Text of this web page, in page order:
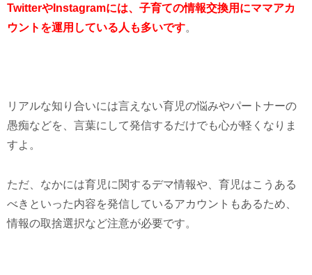
TwitterやInstagramには、子育ての情報交換用にママアカ
ウントを運用している人も多いです。
リアルな知り合いには言えない育児の悩みやパートナーの
愚痴などを、言葉にして発信するだけでも心が軽くなりま
すよ。
ただ、なかには育児に関するデマ情報や、育児はこうある
べきといった内容を発信しているアカウントもあるため、
情報の取捨選択など注意が必要です。